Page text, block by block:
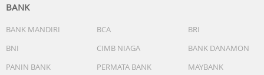
BANK
BANK MANDIRI BCA
BRI
BNI
CIMB NIAGA
BANK DANAMON
PANIN BANK
PERMATA BANK
MAYBANK